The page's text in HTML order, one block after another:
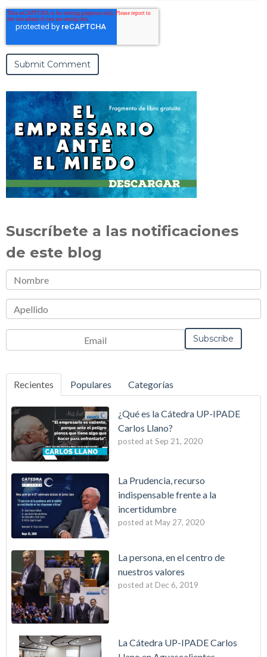
Suscríbete a las notificaciones
de este blog
Recientes Populares Categorías
¿Qué es la Cátedra UP-IPADE
Carlos Llano?
posted at Sep 21, 2020
La Prudencia, recurso
indispensable frente a la
incertidumbre
posted at May 27, 2020
La persona, en el centro de
nuestros valores
posted at Dec 6, 2019
La Cátedra UP-IPADE Carlos